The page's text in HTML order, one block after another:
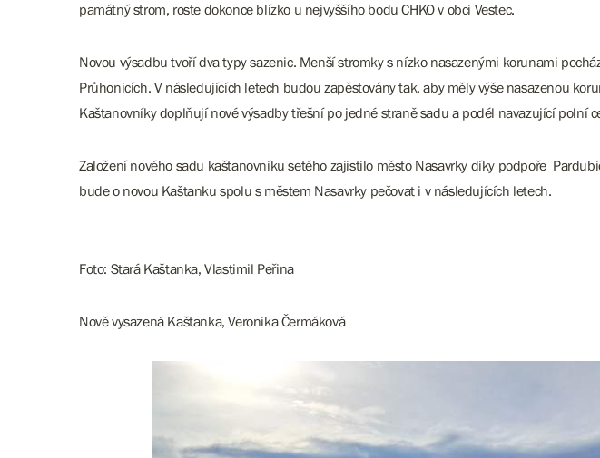
památný strom, roste dokonce blízko u nejvyššího bodu CHKO v obci Vestec.
Novou výsadbu tvoří dva typy sazenic. Menší stromky s nízko nasazenými korunami
Průhonicích. V následujících letech budou zapěstovány tak, aby měly výše nasazenou
Kaštanovníky doplňují nové výsadby třešní po jedné straně sadu a podél navazující polní
Založení nového sadu kaštanovníku setého zajistilo město Nasavrky díky podpoře
bude o novou Kaštanku spolu s městem Nasavrky pečovat i v následujících letech.
Foto: Stará Kaštanka, Vlastimil Peřina
Nově vysazená Kaštanka, Veronika Čermáková